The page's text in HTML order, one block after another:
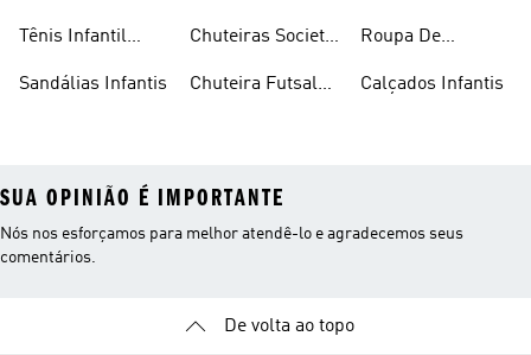
Tênis Infantil
Sandálias Infantis
Chuteiras Society
Chuteira Futsal
Roupa De
Calçados Infantis
SUA OPINIÃO É IMPORTANTE
Nós nos esforçamos para melhor atendê-lo e agradecemos seus
comentários.
De volta ao topo